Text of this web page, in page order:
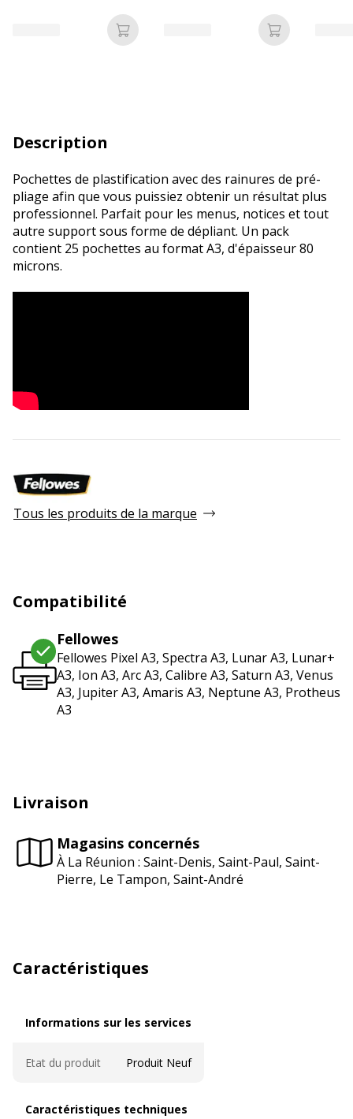
Ajouter au panier Ajouter au
Description
Pochettes de plastification avec des rainures de pré-
pliage afin que vous puissiez obtenir un résultat plus
professionnel. Parfait pour les menus, notices et tout
autre support sous forme de dépliant. Un pack
contient 25 pochettes au format A3, d'épaisseur 80
microns.
Tous les produits de la marque
Compatibilité
Fellowes
Fellowes Pixel A3, Spectra A3, Lunar A3, Lunar+
A3, Ion A3, Arc A3, Calibre A3, Saturn A3, Venus
A3, Jupiter A3, Amaris A3, Neptune A3, Protheus
A3
Livraison
Magasins concernés
À La Réunion : Saint-Denis, Saint-Paul, Saint-
Pierre, Le Tampon, Saint-André
Caractéristiques
Informations sur les services
Etat du produit Produit Neuf
Caractéristiques techniques